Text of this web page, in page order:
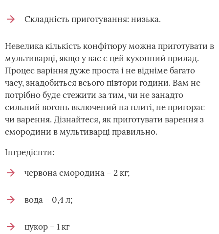
Складність приготування: низька.
Невелика кількість конфітюру можна приготувати в
мультиварці, якщо у вас є цей кухонний прилад.
Процес варіння дуже проста і не відніме багато
часу, знадобиться всього півтори години. Вам не
потрібно буде стежити за тим, чи не занадто
сильний вогонь включений на плиті, не пригорає
чи варення. Дізнайтеся, як приготувати варення з
смородини в мультиварці правильно.
Інгредієнти:
червона смородина – 2 кг;
вода – 0,4 л;
цукор – 1 кг